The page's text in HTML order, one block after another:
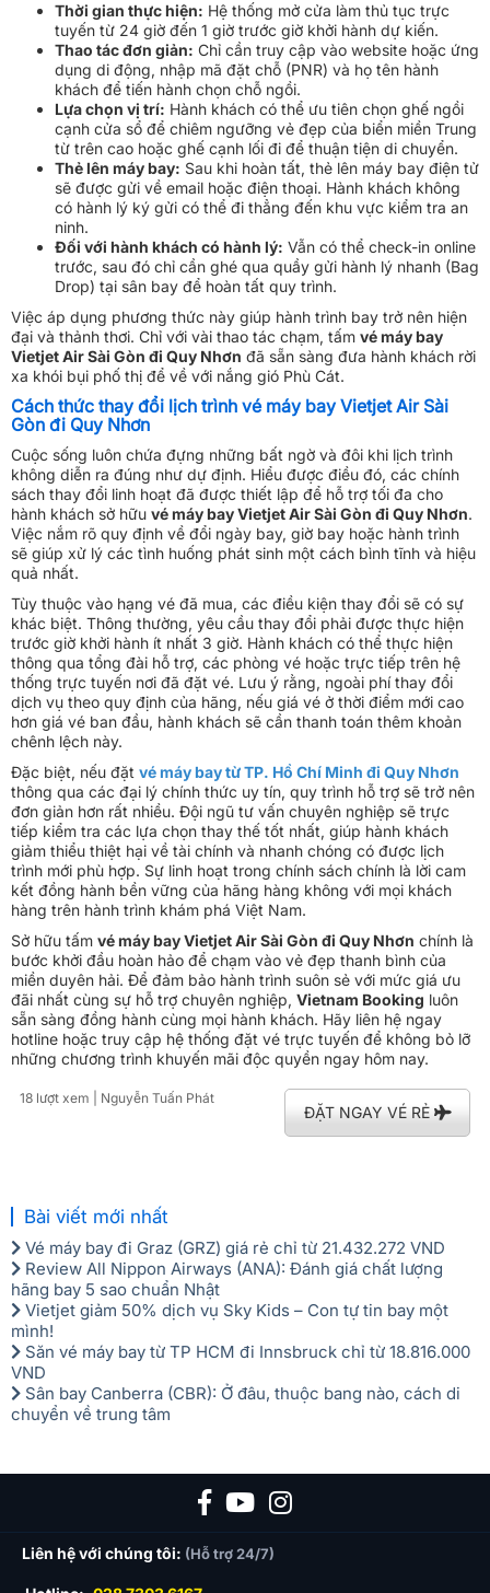
Thời gian thực hiện: Hệ thống mở cửa làm thủ tục trực
tuyến từ 24 giờ đến 1 giờ trước giờ khởi hành dự kiến.
Thao tác đơn giản: Chỉ cần truy cập vào website hoặc ứng
dụng di động, nhập mã đặt chỗ (PNR) và họ tên hành
khách để tiến hành chọn chỗ ngồi.
Lựa chọn vị trí: Hành khách có thể ưu tiên chọn ghế ngồi
cạnh cửa sổ để chiêm ngưỡng vẻ đẹp của biển miền Trung
từ trên cao hoặc ghế cạnh lối đi để thuận tiện di chuyển.
Thẻ lên máy bay: Sau khi hoàn tất, thẻ lên máy bay điện tử
sẽ được gửi về email hoặc điện thoại. Hành khách không
có hành lý ký gửi có thể đi thẳng đến khu vực kiểm tra an
ninh.
Đối với hành khách có hành lý: Vẫn có thể check-in online
trước, sau đó chỉ cần ghé qua quầy gửi hành lý nhanh (Bag
Drop) tại sân bay để hoàn tất quy trình.
Việc áp dụng phương thức này giúp hành trình bay trở nên hiện
đại và thảnh thơi. Chỉ với vài thao tác chạm, tấm vé máy bay
Vietjet Air Sài Gòn đi Quy Nhơn đã sẵn sàng đưa hành khách rời
xa khói bụi phố thị để về với nắng gió Phù Cát.
Cách thức thay đổi lịch trình vé máy bay Vietjet Air Sài
Gòn đi Quy Nhơn
Cuộc sống luôn chứa đựng những bất ngờ và đôi khi lịch trình
không diễn ra đúng như dự định. Hiểu được điều đó, các chính
sách thay đổi linh hoạt đã được thiết lập để hỗ trợ tối đa cho
hành khách sở hữu vé máy bay Vietjet Air Sài Gòn đi Quy Nhơn.
Việc nắm rõ quy định về đổi ngày bay, giờ bay hoặc hành trình
sẽ giúp xử lý các tình huống phát sinh một cách bình tĩnh và hiệu
quả nhất.
Tùy thuộc vào hạng vé đã mua, các điều kiện thay đổi sẽ có sự
khác biệt. Thông thường, yêu cầu thay đổi phải được thực hiện
trước giờ khởi hành ít nhất 3 giờ. Hành khách có thể thực hiện
thông qua tổng đài hỗ trợ, các phòng vé hoặc trực tiếp trên hệ
thống trực tuyến nơi đã đặt vé. Lưu ý rằng, ngoài phí thay đổi
dịch vụ theo quy định của hãng, nếu giá vé ở thời điểm mới cao
hơn giá vé ban đầu, hành khách sẽ cần thanh toán thêm khoản
chênh lệch này.
Đặc biệt, nếu đặt vé máy bay từ TP. Hồ Chí Minh đi Quy Nhơn
thông qua các đại lý chính thức uy tín, quy trình hỗ trợ sẽ trở nên
đơn giản hơn rất nhiều. Đội ngũ tư vấn chuyên nghiệp sẽ trực
tiếp kiểm tra các lựa chọn thay thế tốt nhất, giúp hành khách
giảm thiểu thiệt hại về tài chính và nhanh chóng có được lịch
trình mới phù hợp. Sự linh hoạt trong chính sách chính là lời cam
kết đồng hành bền vững của hãng hàng không với mọi khách
hàng trên hành trình khám phá Việt Nam.
Sở hữu tấm vé máy bay Vietjet Air Sài Gòn đi Quy Nhơn chính là
bước khởi đầu hoàn hảo để chạm vào vẻ đẹp thanh bình của
miền duyên hải. Để đảm bảo hành trình suôn sẻ với mức giá ưu
đãi nhất cùng sự hỗ trợ chuyên nghiệp, Vietnam Booking luôn
sẵn sàng đồng hành cùng mọi hành khách. Hãy liên hệ ngay
hotline hoặc truy cập hệ thống đặt vé trực tuyến để không bỏ lỡ
những chương trình khuyến mãi độc quyền ngay hôm nay.
18 lượt xem | Nguyễn Tuấn Phát
ĐẶT NGAY VÉ RẺ
Bài viết mới nhất
Vé máy bay đi Graz (GRZ) giá rẻ chỉ từ 21.432.272 VND
Review All Nippon Airways (ANA): Đánh giá chất lượng
hãng bay 5 sao chuẩn Nhật
Vietjet giảm 50% dịch vụ Sky Kids – Con tự tin bay một
mình!
Săn vé máy bay từ TP HCM đi Innsbruck chỉ từ 18.816.000
VND
Sân bay Canberra (CBR): Ở đâu, thuộc bang nào, cách di
chuyển về trung tâm
Liên hệ với chúng tôi: (Hỗ trợ 24/7)